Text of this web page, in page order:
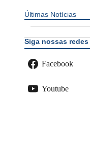
Últimas Notícias
Siga nossas redes
Facebook
Youtube